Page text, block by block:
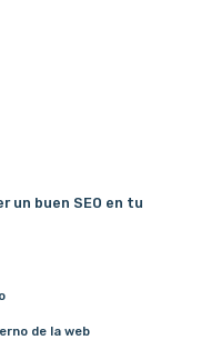
un buen SEO en tu
de la web